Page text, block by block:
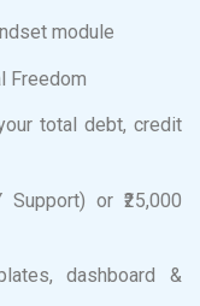
module
Freedom
total debt, credit
or ₹25,000
dashboard &